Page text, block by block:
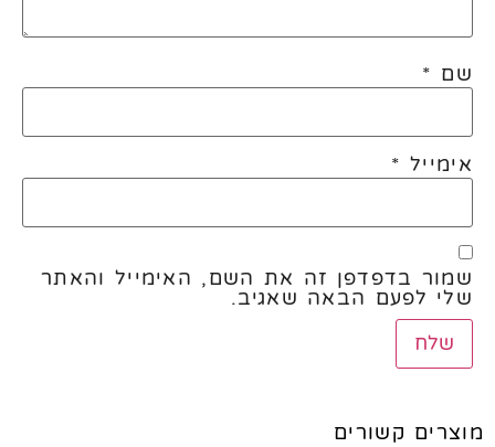
שם *
אימייל *
שמור בדפדפן זה את השם, האימייל והאתר
שלי לפעם הבאה שאגיב.
מוצרים קשורים